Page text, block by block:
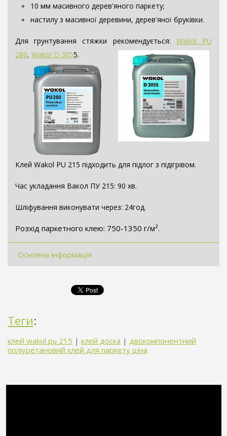
10 мм масивного дерев'яного паркету;
настилу з масивної деревини, дерев'яної бруківки.
Для грунтування стяжки рекомендується: Wakol PU
280, Wakol D 3055.
Клей Wakol PU 215 підходить для підлог з підігрівом.
Час укладання Вакол ПУ 215: 90 хв.
Шліфування виконувати через: 24год.
Розхід паркетного клею: 750-1350 г/м².
Основна інформація
Теги:
клей wakol pu 215 | клей доска | двокомпонентний
поліуретановий клей для паркету ціна